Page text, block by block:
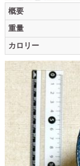
概要
重量
カロリー